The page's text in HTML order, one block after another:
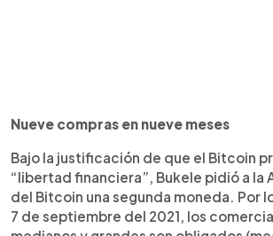
Nueve compras en nueve meses
Bajo la justificación de que el Bitcoin
“libertad financiera”, Bukele pidió a la
del Bitcoin una segunda moneda. Por
7 de septiembre del 2021, los